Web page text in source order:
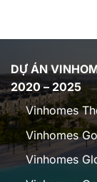
DỰ ÁN
2020 – 2025
Vinhomes
Vinhomes
Vinhomes